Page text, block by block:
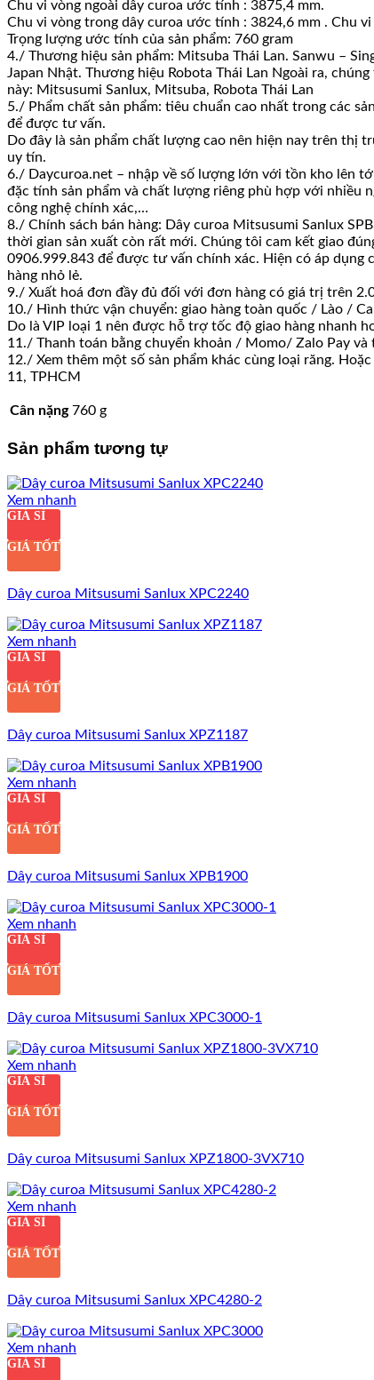
Chu vi vòng ngoài dây curoa ước tính : 3875,4 mm.
Chu vi vòng trong dây curoa ước tính : 3824,6 mm . Chu
Trọng lượng ước tính của sản phẩm: 760 gram
4./ Thương hiệu sản phẩm: Mitsuba Thái Lan. Sanwu –
Japan Nhật. Thương hiệu Robota Thái Lan Ngoài ra,
này: Mitsusumi Sanlux, Mitsuba, Robota Thái Lan
5./ Phẩm chất sản phẩm: tiêu chuẩn cao nhất trong các
để được tư vấn.
Do đây là sản phẩm chất lượng cao nên hiện nay trên thị
uy tín.
6./ Daycuroa.net – nhập về số lượng lớn với tồn kho lên
đặc tính sản phẩm và chất lượng riêng phù hợp với nhiều
công nghệ chính xác,…
8./ Chính sách bán hàng: Dây curoa Mitsusumi Sanlux
thời gian sản xuất còn rất mới. Chúng tôi cam kết giao
0906.999.843 để được tư vấn chính xác. Hiện có áp dụng
hàng nhỏ lẻ.
9./ Xuất hoá đơn đầy đủ đối với đơn hàng có giá trị trên
10./ Hình thức vận chuyển: giao hàng toàn quốc / Lào /
Do là VIP loại 1 nên được hỗ trợ tốc độ giao hàng nhanh
11./ Thanh toán bằng chuyển khoản / Momo/ Zalo Pay và
12./ Xem thêm một số sản phẩm khác cùng loại răng.
11, TPHCM
Cân nặng 760 g
Sản phẩm tương tự
Xem nhanh
GIÁ SỈ
GIÁ TỐT
Dây curoa Mitsusumi Sanlux XPC2240
Xem nhanh
GIÁ SỈ
GIÁ TỐT
Dây curoa Mitsusumi Sanlux XPZ1187
Xem nhanh
GIÁ SỈ
GIÁ TỐT
Dây curoa Mitsusumi Sanlux XPB1900
Xem nhanh
GIÁ SỈ
GIÁ TỐT
Dây curoa Mitsusumi Sanlux XPC3000-1
Xem nhanh
GIÁ SỈ
GIÁ TỐT
Dây curoa Mitsusumi Sanlux XPZ1800-3VX710
Xem nhanh
GIÁ SỈ
GIÁ TỐT
Dây curoa Mitsusumi Sanlux XPC4280-2
Xem nhanh
GIÁ SỈ